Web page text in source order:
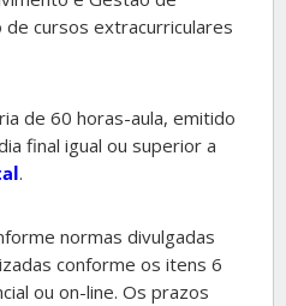
de cursos extracurriculares
de 60 horas-aula, emitido
final igual ou superior a
.
normas divulgadas
conforme os itens 6
ou on-line. Os prazos